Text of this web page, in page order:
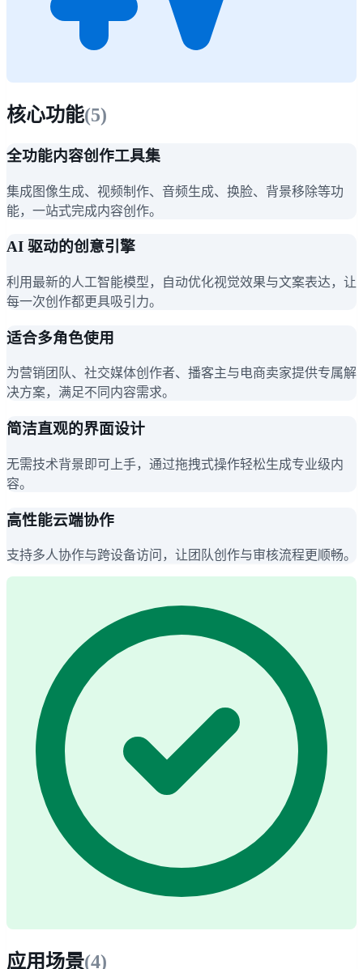
核心功能(5)
全功能内容创作工具集
集成图像生成、视频制作、音频生成、换脸、背景移除等功
能，一站式完成内容创作。
AI 驱动的创意引擎
利用最新的人工智能模型，自动优化视觉效果与文案表达，让
每一次创作都更具吸引力。
适合多角色使用
为营销团队、社交媒体创作者、播客主与电商卖家提供专属解
决方案，满足不同内容需求。
简洁直观的界面设计
无需技术背景即可上手，通过拖拽式操作轻松生成专业级内
容。
高性能云端协作
支持多人协作与跨设备访问，让团队创作与审核流程更顺畅。
应用场景(4)